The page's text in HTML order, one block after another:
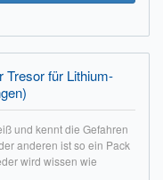
Tresor für Lithium-
und kennt die Gefahren
anderen ist so ein Pack
wird wissen wie